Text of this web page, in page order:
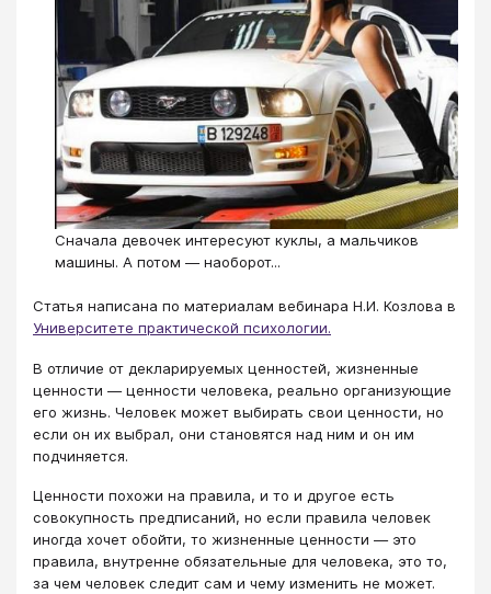
Сначала девочек интересуют куклы, а мальчиков
машины. А потом — наоборот...
Статья написана по материалам вебинара Н.И. Козлова в
Университете практической психологии.
В отличие от декларируемых ценностей, жизненные
ценности — ценности человека, реально организующие
его жизнь. Человек может выбирать свои ценности, но
если он их выбрал, они становятся над ним и он им
подчиняется.
Ценности похожи на правила, и то и другое есть
совокупность предписаний, но если правила человек
иногда хочет обойти, то жизненные ценности — это
правила, внутренне обязательные для человека, это то,
за чем человек следит сам и чему изменить не может.